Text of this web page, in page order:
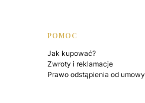
POMOC
Jak kupować?
Zwroty i reklamacje
Prawo odstąpienia od umowy